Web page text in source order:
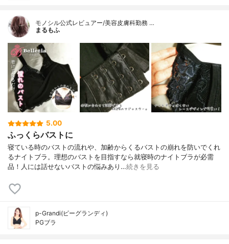
モノシル公式レビュアー/美容皮膚科勤務 …
まるもふ
5.00
ふっくらバストに
寝ている時のバストの流れや、加齢からくるバストの崩れを防いでくれ
るナイトブラ。理想のバストを目指すなら就寝時のナイトブラが必需
品！人には話せないバストの悩みあり…続きを見る
p-Grandi(ピーグランディ)
PGブラ